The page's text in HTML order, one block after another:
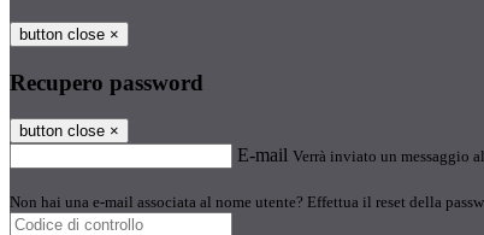
button close ×
Recupero password
button close ×
E-mail Verrà inviato un messaggio
Non hai una e-mail associata al nome utente? Effettua il reset della